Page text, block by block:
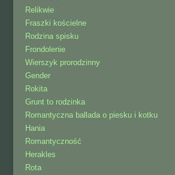
Relikwie
Fraszki kościelne
Rodzina spisku
Frondolenie
Wierszyk prorodzinny
Gender
Rokita
Grunt to rodzinka
Romantyczna ballada o piesku i kotku
Hania
Romantyczność
Herakles
Rota